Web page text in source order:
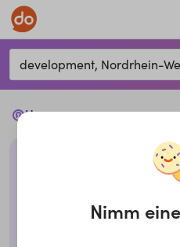
development, Nordrhein-
Ups...
Leider haben wir keine
gegebenen Filtern. Bitte
oder probiere es mit
Nimm